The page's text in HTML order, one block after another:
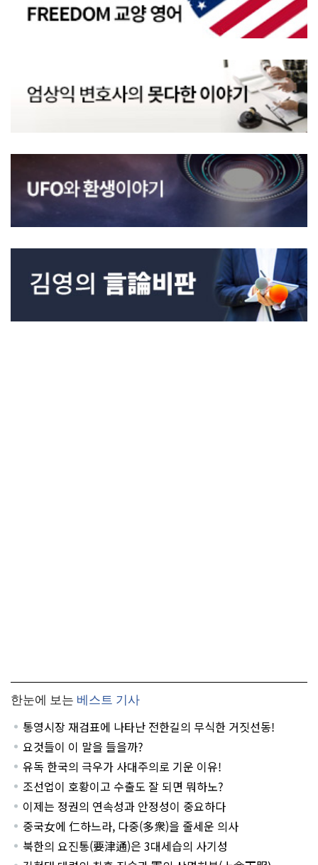
한눈에 보는 베스트 기사
통영시장 재검표에 나타난 전한길의 무식한 거짓선동!
요것들이 이 말을 들을까?
유독 한국의 극우가 사대주의로 기운 이유!
조선업이 호황이고 수출도 잘 되면 뭐하노?
이제는 정권의 연속성과 안정성이 중요하다
중국女에 仁하느라, 다중(多衆)을 줄세운 의사
북한의 요진통(要津通)은 3대세습의 사기성